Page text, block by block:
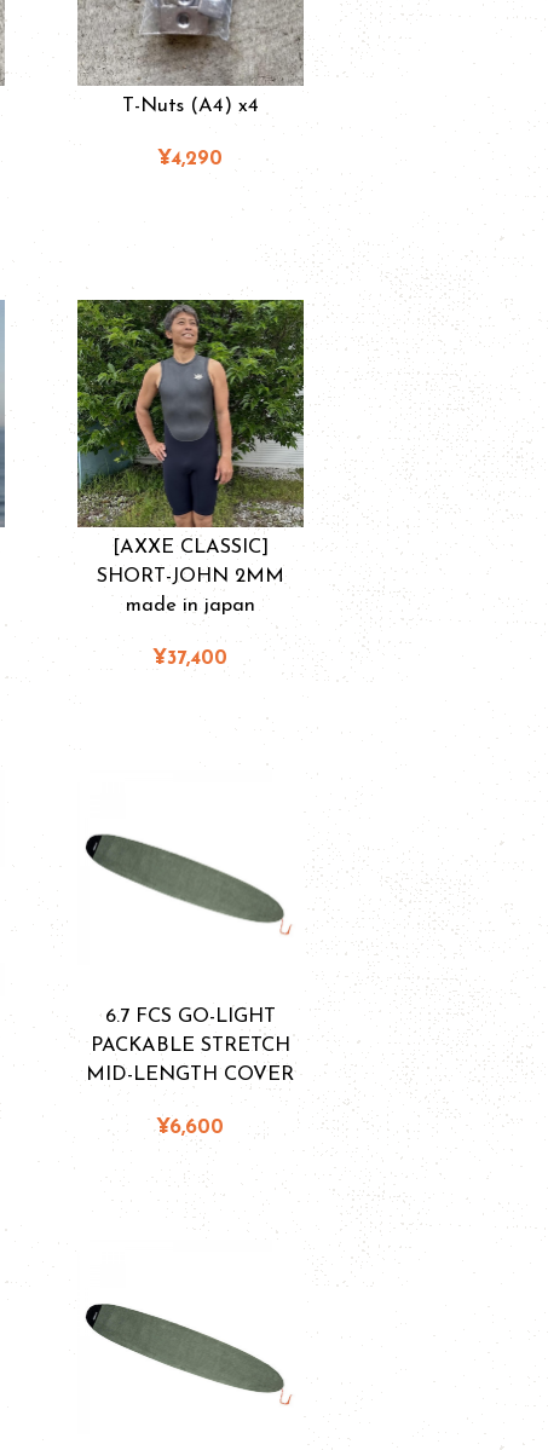
T-Nuts (A4) x4
¥4,290
[AXXE CLASSIC]
SHORT-JOHN 2MM
made in japan
¥37,400
6.7 FCS GO-LIGHT
PACKABLE STRETCH
MID-LENGTH COVER
¥6,600